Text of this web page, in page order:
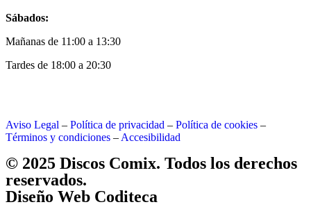
Sábados:
Mañanas de 11:00 a 13:30
Tardes de 18:00 a 20:30
Aviso Legal – Política de privacidad – Política de cookies –
Términos y condiciones – Accesibilidad
© 2025 Discos Comix. Todos los derechos
reservados.
Diseño Web Coditeca